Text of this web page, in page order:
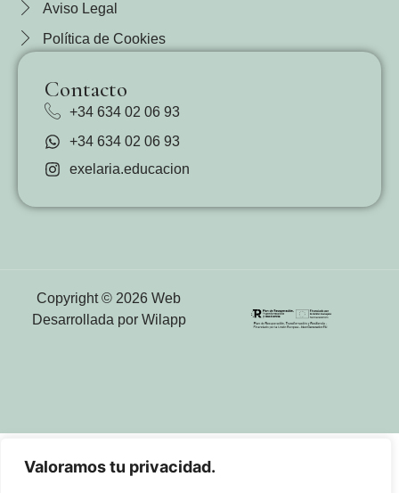
Valoramos tu privacidad.
Aviso Legal
Política de Cookies
Contacto
+34 634 02 06 93
+34 634 02 06 93
exelaria.educacion
Copyright © 2026 Web
Desarrollada por Wilapp